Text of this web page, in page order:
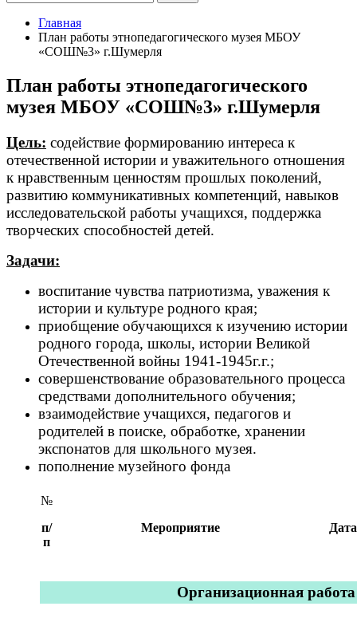
Главная
План работы этнопедагогического музея МБОУ
«СОШ№3» г.Шумерля
План работы этнопедагогического
музея МБОУ «СОШ№3» г.Шумерля
Цель: содействие формированию интереса к
отечественной истории и уважительного отношения
к нравственным ценностям прошлых поколений,
развитию коммуникативных компетенций, навыков
исследовательской работы учащихся, поддержка
творческих способностей детей.
Задачи:
воспитание чувства патриотизма, уважения к
истории и культуре родного края;
приобщение обучающихся к изучению истории
родного города, школы, истории Великой
Отечественной войны 1941-1945г.г.;
совершенствование образовательного процесса
средствами дополнительного обучения;
взаимодействие учащихся, педагогов и
родителей в поиске, обработке, хранении
экспонатов для школьного музея.
пополнение музейного фонда
№
п/
п
Мероприятие Дата
Организационная работа